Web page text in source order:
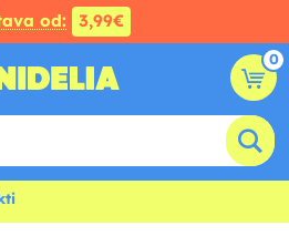
od: 3,99€
0